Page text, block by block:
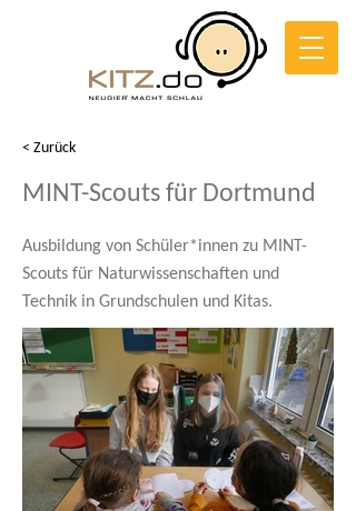
< Zurück
MINT-Scouts für Dortmund
Ausbildung von Schüler*innen zu MINT-
Scouts für Naturwissenschaften und
Technik in Grundschulen und Kitas.